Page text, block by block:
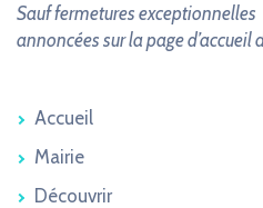
Sauf fermetures exceptionnelles
annoncées sur la page d’accueil
Accueil
Mairie
Découvrir